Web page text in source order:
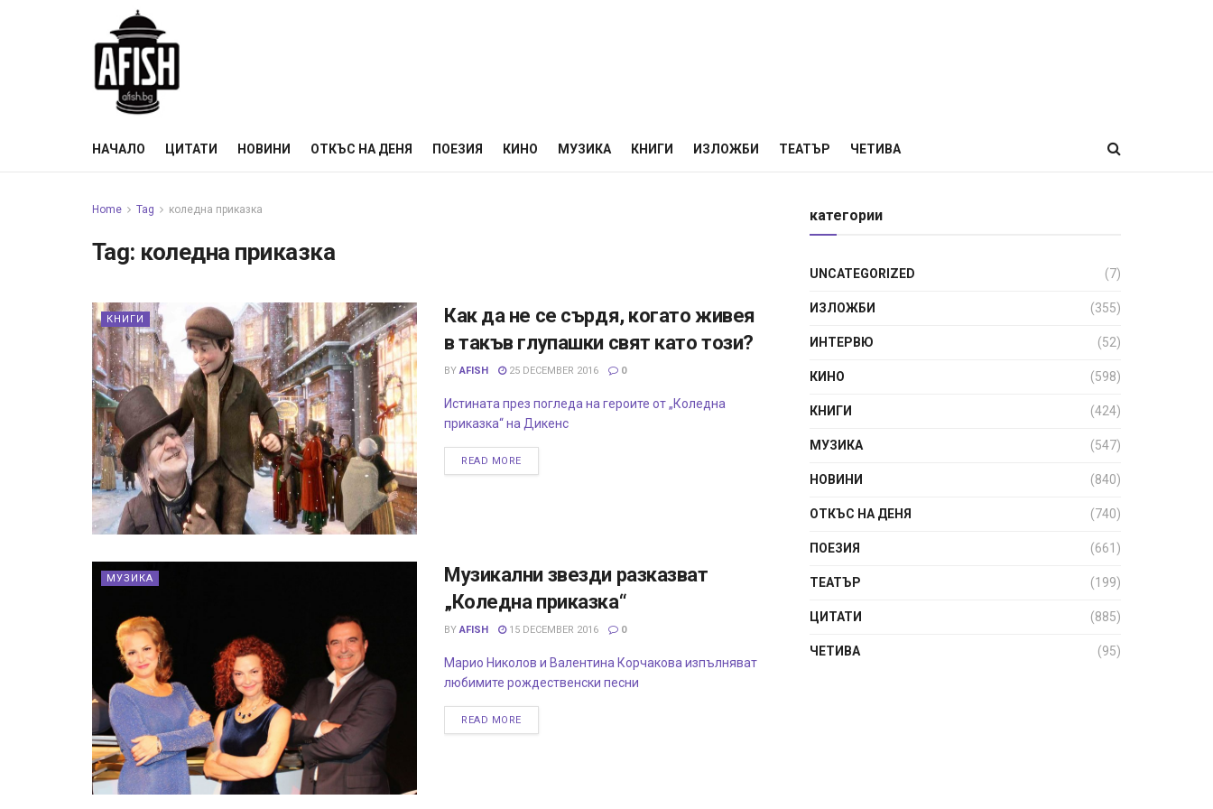
НАЧАЛО ЦИТАТИ НОВИНИ ОТКЪС НА ДЕНЯ ПОЕЗИЯ КИНО МУЗИКА КНИГИ ИЗЛОЖБИ ТЕАТЪР ЧЕТИВА
Home Tag коледна приказка
Tag: коледна приказка
КНИГИ
Как да не се сърдя, когато живея
в такъв глупашки свят като този?
BY AFISH 25 DECEMBER 2016 0
Истината през погледа на героите от „Коледна
приказка“ на Дикенс
READ MORE
МУЗИКА
Музикални звезди разказват
„Коледна приказка“
BY AFISH 15 DECEMBER 2016 0
Марио Николов и Валентина Корчакова изпълняват
любимите рождественски песни
READ MORE
категории
UNCATEGORIZED (7)
ИЗЛОЖБИ (355)
ИНТЕРВЮ (52)
КИНО (598)
КНИГИ (424)
МУЗИКА (547)
НОВИНИ (840)
ОТКЪС НА ДЕНЯ (740)
ПОЕЗИЯ (661)
ТЕАТЪР (199)
ЦИТАТИ (885)
ЧЕТИВА (95)